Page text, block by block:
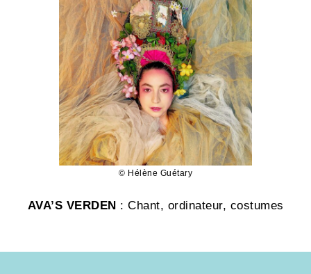
© Hélène Guétary
AVA’S VERDEN : Chant, ordinateur, costumes